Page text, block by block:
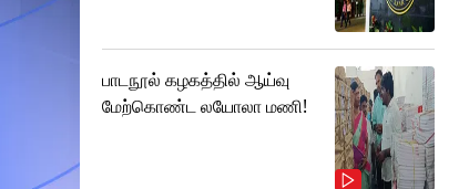
பாடநூல் கழகத்தில் ஆய்வு
மேற்கொண்ட லயோலா மணி!